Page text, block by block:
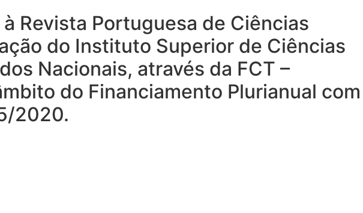
Revista Portuguesa de Ciências
do Instituto Superior de Ciências
Nacionais, através da FCT –
do Financiamento Plurianual com
2020.